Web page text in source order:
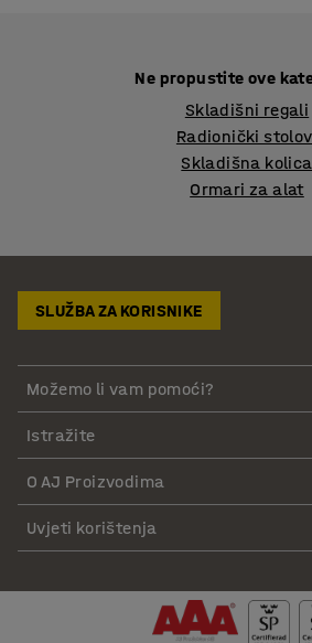
Ne propustite ove
Skladišni regali
Radionički
Skladišna kolica
Ormari za alat
SLUŽBA ZA KORISNIKE
Možemo li vam pomoći?
Istražite
O AJ Proizvodima
Uvjeti korištenja